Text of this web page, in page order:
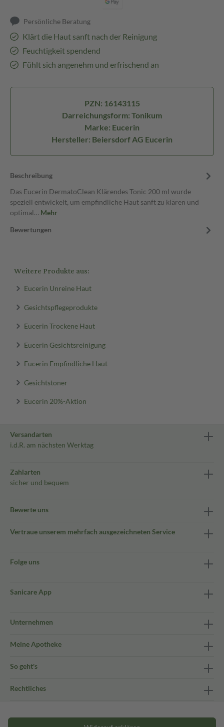
Persönliche Beratung
Klärt die Haut sanft nach der Reinigung
Feuchtigkeit spendend
Fühlt sich angenehm und erfrischend an
PZN: 16143115
Darreichungsform: Tonikum
Marke: Eucerin
Hersteller: Beiersdorf AG Eucerin
Beschreibung
Das Eucerin DermatoClean Klärendes Tonic 200 ml wurde
speziell entwickelt, um empfindliche Haut sanft zu klären und
optimal… Mehr
Bewertungen
Weitere Produkte aus:
Eucerin Unreine Haut
Gesichtspflegeprodukte
Eucerin Trockene Haut
Eucerin Gesichtsreinigung
Eucerin Empfindliche Haut
Gesichtstoner
Eucerin 20%-Aktion
Versandarten
i.d.R. am nächsten Werktag
Zahlarten
sicher und bequem
Bewerte uns
Vertraue unserem mehrfach ausgezeichneten Service
Folge uns
Sanicare App
Unternehmen
Meine Apotheke
So geht's
Rechtliches